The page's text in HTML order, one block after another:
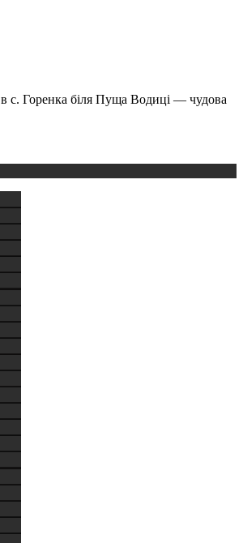
в с. Горенка біля Пуща Водиці — чудова